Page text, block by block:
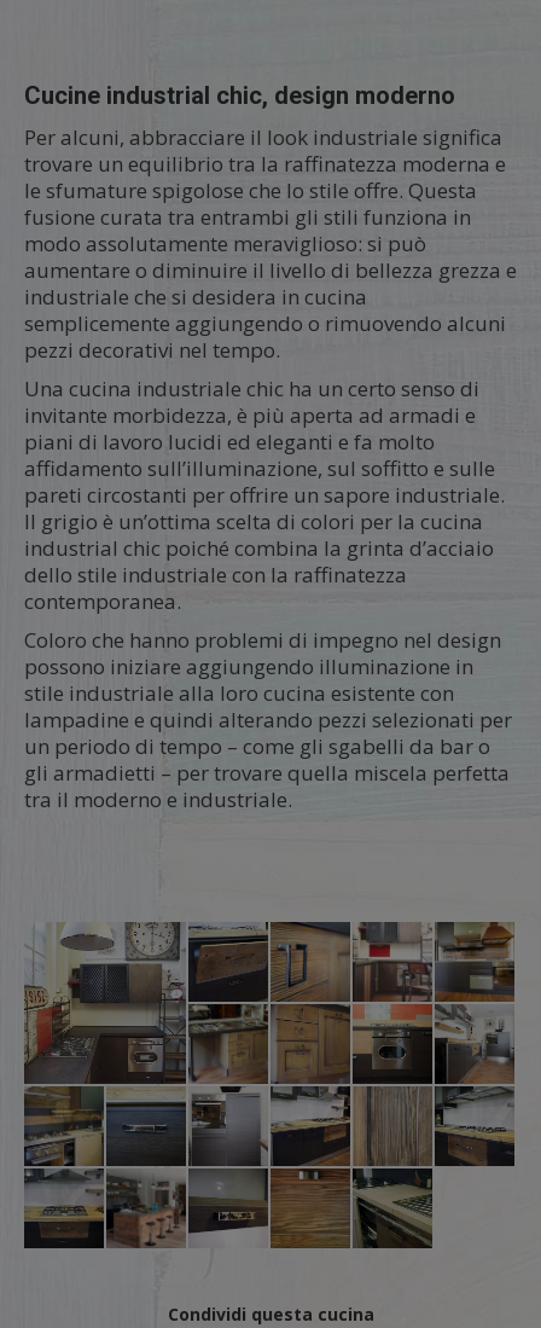
Cucine industrial chic, design moderno
Per alcuni, abbracciare il look industriale significa
trovare un equilibrio tra la raffinatezza moderna e
le sfumature spigolose che lo stile offre. Questa
fusione curata tra entrambi gli stili funziona in
modo assolutamente meraviglioso: si può
aumentare o diminuire il livello di bellezza grezza e
industriale che si desidera in cucina
semplicemente aggiungendo o rimuovendo alcuni
pezzi decorativi nel tempo.
Una cucina industriale chic ha un certo senso di
invitante morbidezza, è più aperta ad armadi e
piani di lavoro lucidi ed eleganti e fa molto
affidamento sull’illuminazione, sul soffitto e sulle
pareti circostanti per offrire un sapore industriale.
Il grigio è un’ottima scelta di colori per la cucina
industrial chic poiché combina la grinta d’acciaio
dello stile industriale con la raffinatezza
contemporanea.
Coloro che hanno problemi di impegno nel design
possono iniziare aggiungendo illuminazione in
stile industriale alla loro cucina esistente con
lampadine e quindi alterando pezzi selezionati per
un periodo di tempo – come gli sgabelli da bar o
gli armadietti – per trovare quella miscela perfetta
tra il moderno e industriale.
Condividi questa cucina